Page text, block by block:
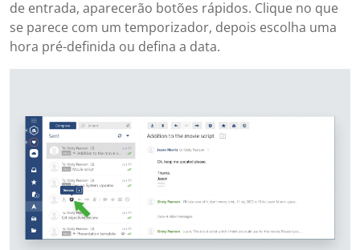
de entrada, aparecerão botões rápidos. Clique no que
se parece com um temporizador, depois escolha uma
hora pré-definida ou defina a data.